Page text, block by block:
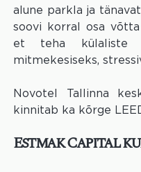
alune parkla ja
soovi korral osa võtta
et teha külaliste
mitmekesiseks,
Novotel Tallinna
kinnitab ka kõrge
Estmak Capital